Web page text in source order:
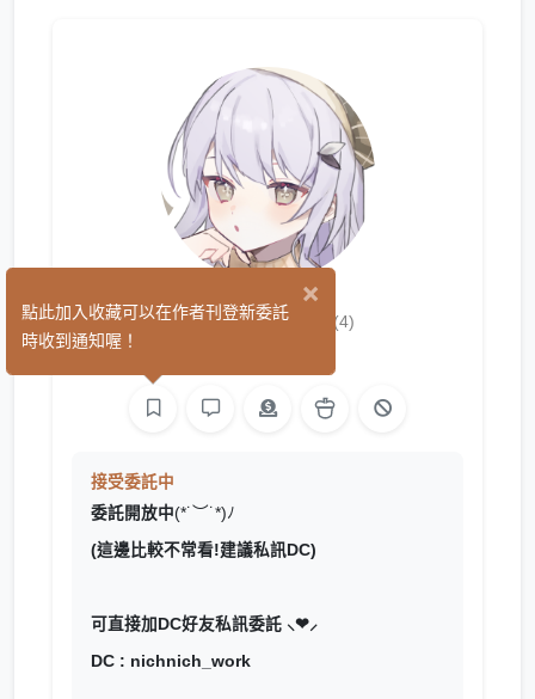
日日緹奈 (4)
接受委託中
委託開放中(*˙︶˙*)ﾉ
(這邊比較不常看!建議私訊DC)
可直接加DC好友私訊委託 ⸜❤︎⸝‍
DC : nichnich_work
×
點此加入收藏可以在作者刊登新委託
時收到通知喔！